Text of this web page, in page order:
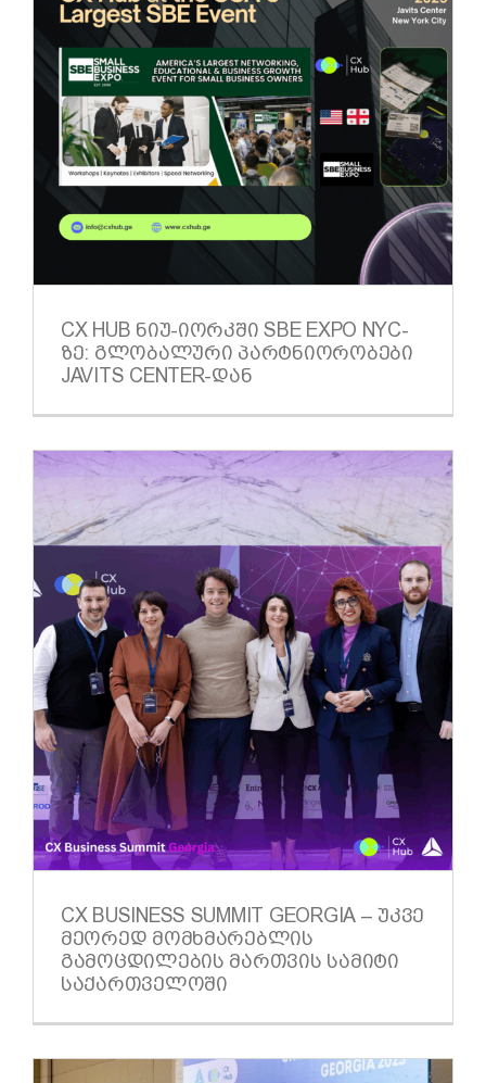
CX HUB ᲜᲘᲣ-ᲘᲝᲠᲙᲨᲘ SBE EXPO NYC-
ᲖᲔ: ᲒᲚᲝᲑᲐᲚᲣᲠᲘ ᲞᲐᲠᲢᲜᲘᲝᲠᲝᲑᲔᲑᲘ
JAVITS CENTER-ᲓᲐᲜ
CX BUSINESS SUMMIT GEORGIA – ᲣᲙᲕᲔ
ᲛᲔᲝᲠᲔᲓ ᲛᲝᲛᲮᲛᲐᲠᲔᲑᲚᲘᲡ
ᲒᲐᲛᲝᲪᲓᲘᲚᲔᲑᲘᲡ ᲛᲐᲠᲗᲕᲘᲡ ᲡᲐᲛᲘᲢᲘ
ᲡᲐᲥᲐᲠᲗᲕᲔᲚᲝᲨᲘ